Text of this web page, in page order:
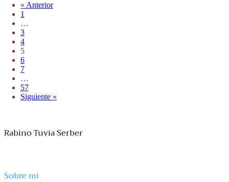
« Anterior
1
…
3
4
5
6
7
…
57
Siguiente »
Rabino Tuvia Serber
Sobre mi